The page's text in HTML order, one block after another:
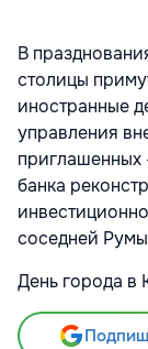
В
столицы
иностранные
управления
приглашенных
банка
соседней
День города в